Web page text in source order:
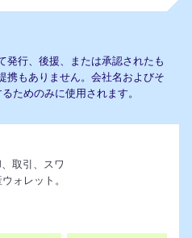
行、後援、または承認されたも
もありません。会社名およびそ
ためのみに使用されます。
取引、スワ
ォレット。